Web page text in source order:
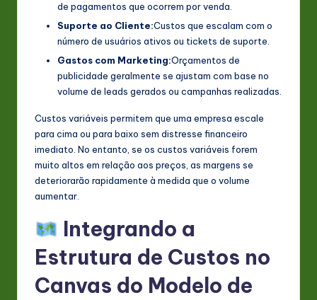
de pagamentos que ocorrem por venda.
Suporte ao Cliente:Custos que escalam com o
número de usuários ativos ou tickets de suporte.
Gastos com Marketing:Orçamentos de
publicidade geralmente se ajustam com base no
volume de leads gerados ou campanhas realizadas.
Custos variáveis permitem que uma empresa escale
para cima ou para baixo sem distresse financeiro
imediato. No entanto, se os custos variáveis forem
muito altos em relação aos preços, as margens se
deteriorarão rapidamente à medida que o volume
aumentar.
Integrando a
Estrutura de Custos no
Canvas do Modelo de